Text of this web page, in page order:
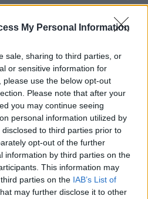
My Personal Information
sale, sharing to third parties, or
or sensitive information for
use the below opt-out
Please note that after your
you may continue seeing
personal information utilized by
to third parties prior to
opt-out of the further
information by third parties on the
This information may
parties on the IAB’s List of
may further disclose it to other
Ma quali saranno i prossimi
evoluzione della
stazioni appaltanti e le
a questo nuovo sistema
il FVOE è un’opportunità,
Ogni operatore
che i propri documenti
e veritieri. Solo così si
un sistema di appalti